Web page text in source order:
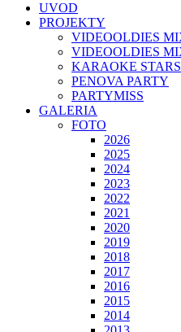
UVOD
PROJEKTY
VIDEOOLDIES
VIDEOOLDIES
KARAOKE STARS
PENOVA PARTY
PARTYMISS
GALERIA
FOTO
2026
2025
2024
2023
2022
2021
2020
2019
2018
2017
2016
2015
2014